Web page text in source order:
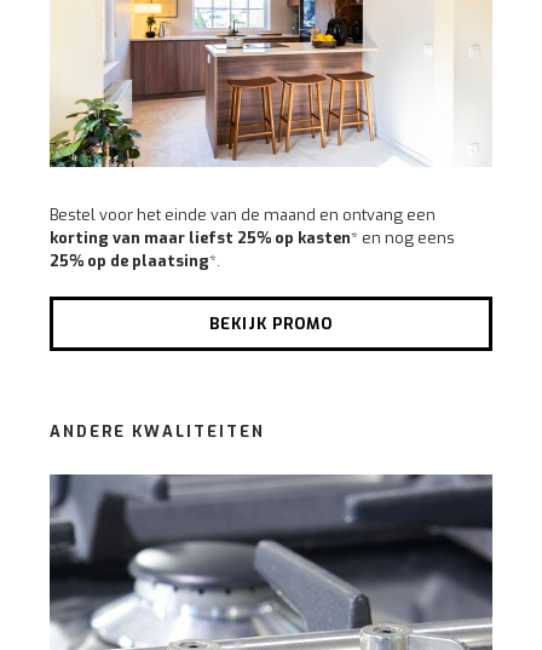
Bestel voor het einde van de maand en ontvang een
korting van maar liefst 25% op kasten* en nog eens
25% op de plaatsing*.
BEKIJK PROMO
ANDERE KWALITEITEN